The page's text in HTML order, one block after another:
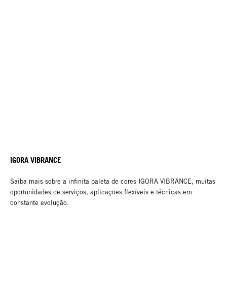
IGORA VIBRANCE
Saiba mais sobre a infinita paleta de cores IGORA VIBRANCE, muitas
oportunidades de serviços, aplicações flexíveis e técnicas em
constante evolução.